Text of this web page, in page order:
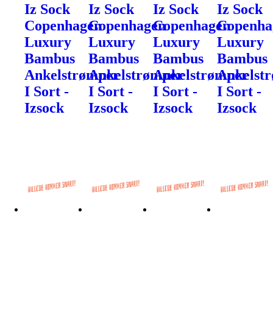
Iz Sock
Copenhagen
Luxury
Bambus
Ankelstrømper
I Sort -
Izsock
Iz Sock
Copenhagen
Luxury
Bambus
Ankelstrømper
I Sort -
Izsock
Iz Sock
Copenhagen
Luxury
Bambus
Ankelstrømper
I Sort -
Izsock
Iz Sock
Luxury
Bambus
I Sort -
Izsock